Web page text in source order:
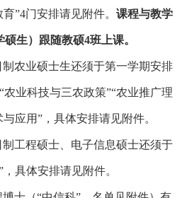
育”4门安排请见附件。 课程与教学
硕生）跟随教硕4班上课。
农业硕士生还须于第一学期安排
业科技与三农政策”“农业推广理
应用”，具体安排请见附件。
工程硕士、电子信息硕士还须于
，具体安排请见附件。